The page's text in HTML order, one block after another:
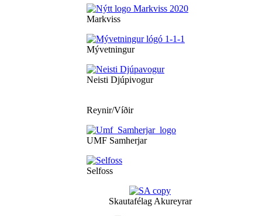
Markviss
Mývetningur
Neisti Djúpivogur
Reynir/Víðir
UMF Samherjar
Selfoss
Skautafélag Akureyrar